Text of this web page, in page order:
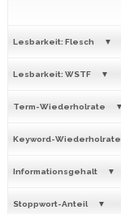
Lesbarkeit: Flesch
Lesbarkeit: WSTF
Term-Wiederholrate
Keyword-Wiederholrate
Informationsgehalt
Stoppwort-Anteil